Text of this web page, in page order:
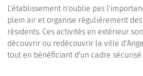
L'établissement n'oublie pas
plein air et organise régulièrement
résidents. Ces activités en extérieur
découvrir ou redécouvrir la ville
tout en bénéficiant d'un cadre